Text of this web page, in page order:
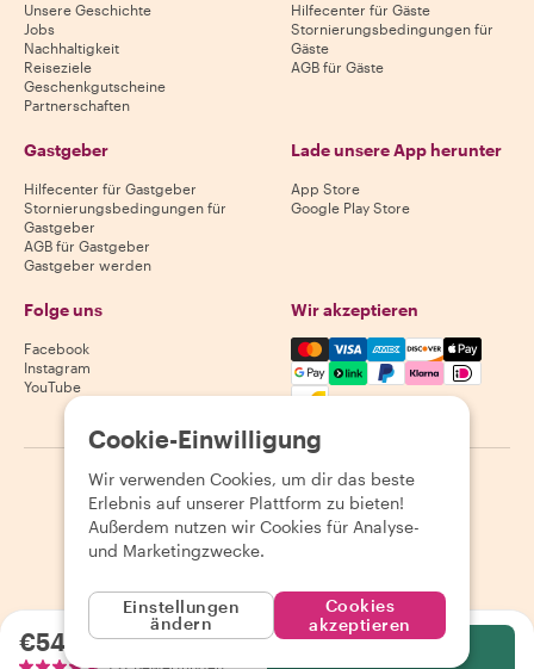
€54.14pro Person
Unsere Geschichte
Jobs
Nachhaltigkeit
Reiseziele
Geschenkgutscheine
Partnerschaften
Hilfecenter für Gäste
Stornierungsbedingungen für
Gäste
AGB für Gäste
Gastgeber
Hilfecenter für Gastgeber
Stornierungsbedingungen für
Gastgeber
AGB für Gastgeber
Gastgeber werden
Lade unsere App herunter
App Store
Google Play Store
Folge uns
Facebook
Instagram
YouTube
Wir akzeptieren
Mastercard, Visa, Amex,
2026 Withlocals.com | Datenschutzerklärung | Cookies
Seitenübersicht
Cookie-Einwilligung
Wir verwenden Cookies, um dir das beste
Erlebnis auf unserer Plattform zu bieten!
Außerdem nutzen wir Cookies für Analyse-
und Marketingzwecke.
Einstellungen
ändern
Cookies
akzeptieren